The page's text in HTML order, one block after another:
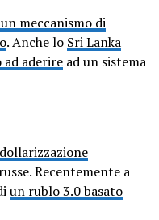
meccanismo di
. Anche lo Sri Lanka
aderire ad un sistema
Recentemente a
un rublo 3.0 basato